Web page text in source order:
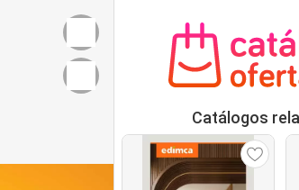
Catálogos